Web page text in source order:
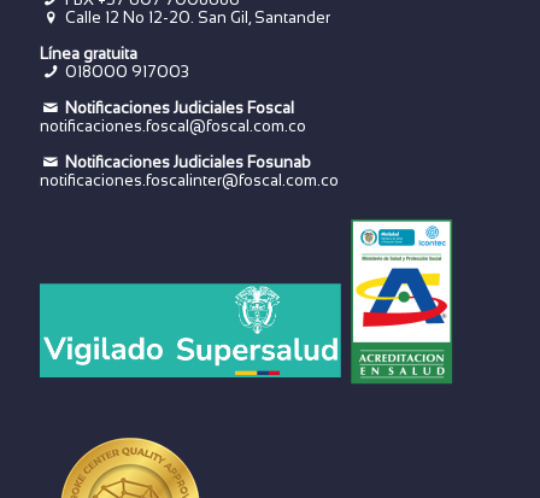
Calle 12 No 12-20. San Gil, Santander
Línea gratuita
018000 917003
Notificaciones Judiciales Foscal
notificaciones.foscal@foscal.com.co
Notificaciones Judiciales Fosunab
notificaciones.foscalinter@foscal.com.co